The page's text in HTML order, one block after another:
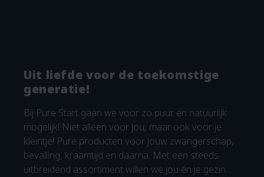
Uit liefde voor de toekomstige
generatie!
Bij Pure Start gaan we voor zo puur en natuurlijk
mogelijk! Niet alleen voor jou, maar ook voor je
kleintje! Pure producten voor jouw zwangerschap,
bevalling, kraamtijd en daarna. Met een steeds
uitbreidend assortiment willen we jou én je gezin